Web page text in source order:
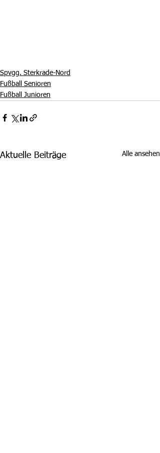
Spvgg. Sterkrade-Nord
Fußball Senioren
Fußball Junioren
Aktuelle Beiträge Alle ansehen